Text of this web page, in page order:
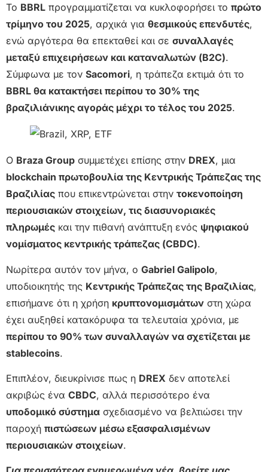
Το BBRL προγραμματίζεται να κυκλοφορήσει το πρώτο
τρίμηνο του 2025, αρχικά για θεσμικούς επενδυτές,
ενώ αργότερα θα επεκταθεί και σε συναλλαγές
μεταξύ επιχειρήσεων και καταναλωτών (B2C).
Σύμφωνα με τον Sacomori, η τράπεζα εκτιμά ότι το
BBRL θα κατακτήσει περίπου το 30% της
βραζιλιάνικης αγοράς μέχρι το τέλος του 2025.
Ο Braza Group συμμετέχει επίσης στην DREX, μια
blockchain πρωτοβουλία της Κεντρικής Τράπεζας της
Βραζιλίας που επικεντρώνεται στην τοκενοποίηση
περιουσιακών στοιχείων, τις διασυνοριακές
πληρωμές και την πιθανή ανάπτυξη ενός ψηφιακού
νομίσματος κεντρικής τράπεζας (CBDC).
Νωρίτερα αυτόν τον μήνα, ο Gabriel Galipolo,
υποδιοικητής της Κεντρικής Τράπεζας της Βραζιλίας,
επισήμανε ότι η χρήση κρυπτονομισμάτων στη χώρα
έχει αυξηθεί κατακόρυφα τα τελευταία χρόνια, με
περίπου το 90% των συναλλαγών να σχετίζεται με
stablecoins.
Επιπλέον, διευκρίνισε πως η DREX δεν αποτελεί
ακριβώς ένα CBDC, αλλά περισσότερο ένα
υποδομικό σύστημα σχεδιασμένο να βελτιώσει την
παροχή πιστώσεων μέσω εξασφαλισμένων
περιουσιακών στοιχείων.